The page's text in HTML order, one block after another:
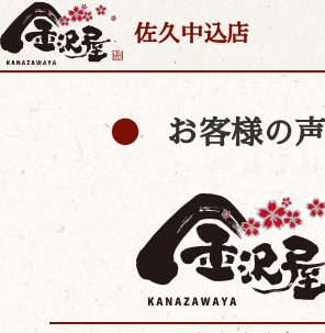
佐久中込店
お客様の声